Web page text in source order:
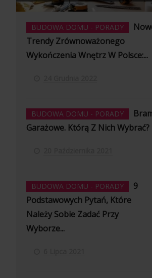
BUDOWA DOMU - PORADY
Trendy Zrównoważonego
Wykończenia Wnętrz W Polsce:...
BUDOWA DOMU - PORADY
Garażowe. Którą Z Nich Wybrać?
BUDOWA DOMU - PORADY
9
Podstawowych Pytań, Które
Należy Sobie Zadać Przy
Wyborze...